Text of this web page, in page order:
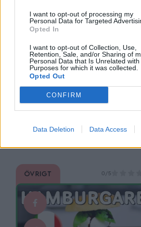
I want to opt-out of processing my
Personal Data for Targeted
Opted In
I want to opt-out of Collection, Use,
Retention, Sale, and/or Sharing of
Personal Data that Is Unrelated
Purposes for which it was collected.
Opted Out
CONFIRM
Data Deletion Data Access
Övrigt 0/5